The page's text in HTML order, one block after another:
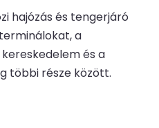
hajózás és tengerjáró
a
és a
többi része között.